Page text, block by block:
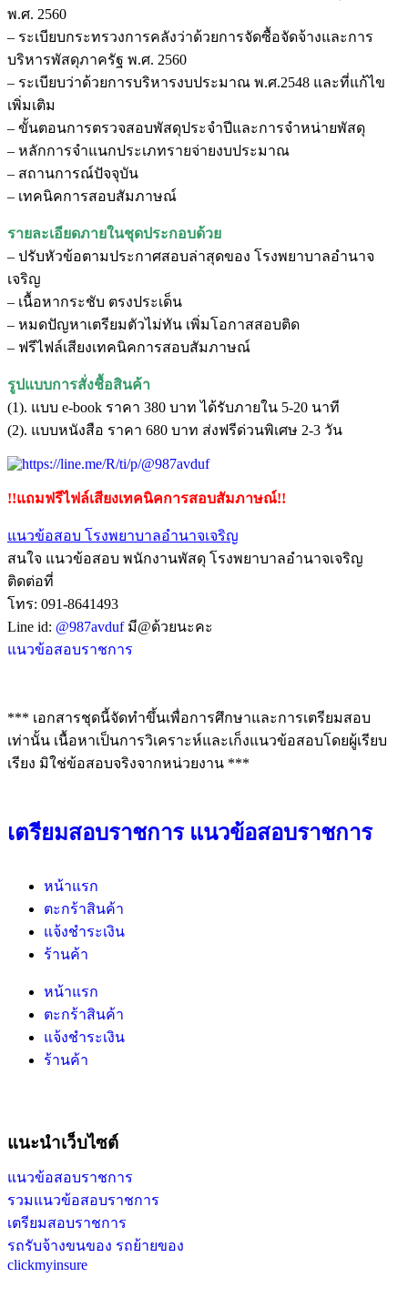
พ.ศ. 2560
– ระเบียบกระทรวงการคลังว่าด้วยการจัดซื้อจัดจ้างและการ
บริหารพัสดุภาครัฐ พ.ศ. 2560
– ระเบียบว่าด้วยการบริหารงบประมาณ พ.ศ.2548 และที่แก้ไข
เพิ่มเติม
– ขั้นตอนการตรวจสอบพัสดุประจำปีและการจำหน่ายพัสดุ
– หลักการจำแนกประเภทรายจ่ายงบประมาณ
– สถานการณ์ปัจจุบัน
– เทคนิคการสอบสัมภาษณ์
รายละเอียดภายในชุดประกอบด้วย
– ปรับหัวข้อตามประกาศสอบล่าสุดของ โรงพยาบาลอํานาจ
เจริญ
– เนื้อหากระชับ ตรงประเด็น
– หมดปัญหาเตรียมตัวไม่ทัน เพิ่มโอกาสสอบติด
– ฟรีไฟล์เสียงเทคนิคการสอบสัมภาษณ์
รูปแบบการสั่งชื้อสินค้า
(1). แบบ e-book ราคา 380 บาท ได้รับภายใน 5-20 นาที
(2). แบบหนังสือ ราคา 680 บาท ส่งฟรีด่วนพิเศษ 2-3 วัน
!!แถมฟรีไฟล์เสียงเทคนิคการสอบสัมภาษณ์!!
แนวข้อสอบ โรงพยาบาลอํานาจเจริญ
สนใจ แนวข้อสอบ พนักงานพัสดุ โรงพยาบาลอํานาจเจริญ
ติดต่อที่
โทร: 091-8641493
Line id: @987avdufมี@ด้วยนะคะ
แนวข้อสอบราชการ
*** เอกสารชุดนี้จัดทำขึ้นเพื่อการศึกษาและการเตรียมสอบ
เท่านั้น เนื้อหาเป็นการวิเคราะห์และเก็งแนวข้อสอบโดยผู้เรียบ
เรียง มิใช่ข้อสอบจริงจากหน่วยงาน ***
เตรียมสอบราชการ แนวข้อสอบราชการ
หน้าแรก
ตะกร้าสินค้า
แจ้งชำระเงิน
ร้านค้า
หน้าแรก
ตะกร้าสินค้า
แจ้งชำระเงิน
ร้านค้า
แนะนำเว็บไซต์
แนวข้อสอบราชการ
รวมแนวข้อสอบราชการ
เตรียมสอบราชการ
รถรับจ้างขนของ รถย้ายของ
clickmyinsure